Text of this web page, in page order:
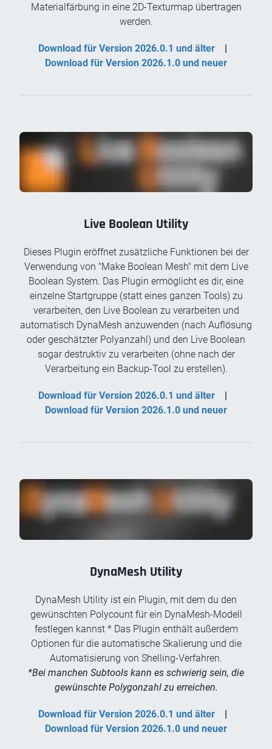
Materialfärbung in eine 2D-Texturmap übertragen
werden.
Download für Version 2026.0.1 und älter
|
Download für Version 2026.1.0 und neuer
Live Boolean Utility
Dieses Plugin eröffnet zusätzliche Funktionen bei der
Verwendung von "Make Boolean Mesh" mit dem Live
Boolean System. Das Plugin ermöglicht es dir, eine
einzelne Startgruppe (statt eines ganzen Tools) zu
verarbeiten, den Live Boolean zu verarbeiten und
automatisch DynaMesh anzuwenden (nach Auflösung
oder geschätzter Polyanzahl) und den Live Boolean
sogar destruktiv zu verarbeiten (ohne nach der
Verarbeitung ein Backup-Tool zu erstellen).
Download für Version 2026.0.1 und älter
|
Download für Version 2026.1.0 und neuer
DynaMesh Utility
DynaMesh Utility ist ein Plugin, mit dem du den
gewünschten Polycount für ein DynaMesh-Modell
festlegen kannst * Das Plugin enthält außerdem
Optionen für die automatische Skalierung und die
Automatisierung von Shelling-Verfahren.
*Bei manchen Subtools kann es schwierig sein, die
gewünschte Polygonzahl zu erreichen.
Download für Version 2026.0.1 und älter
|
Download für Version 2026.1.0 und neuer